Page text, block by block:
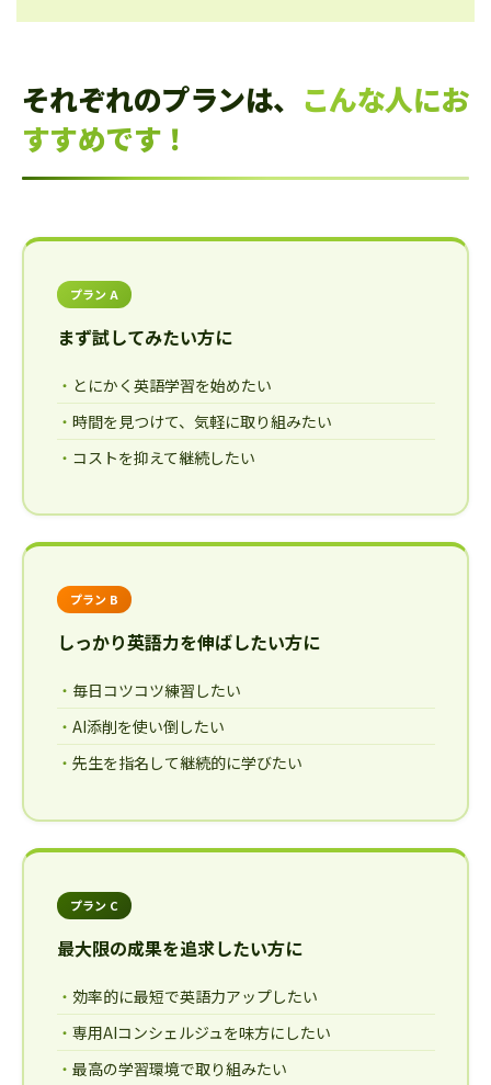
それぞれのプランは、 こんな人にお
すすめです！
プラン A
まず試してみたい方に
とにかく英語学習を始めたい
時間を見つけて、気軽に取り組みたい
コストを抑えて継続したい
プラン B
しっかり英語力を伸ばしたい方に
毎日コツコツ練習したい
AI添削を使い倒したい
先生を指名して継続的に学びたい
プラン C
最大限の成果を追求したい方に
効率的に最短で英語力アップしたい
専用AIコンシェルジュを味方にしたい
最高の学習環境で取り組みたい